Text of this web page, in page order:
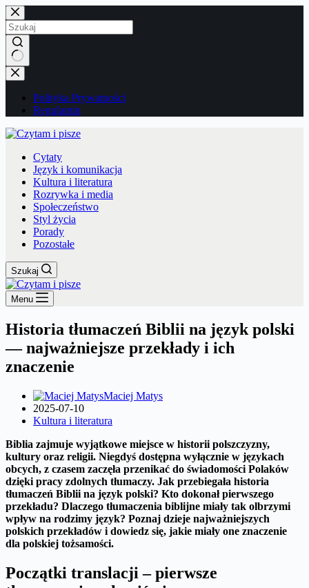
Przejdź
do
treści
Brak
wyników
Polityka Prywatności
Regulamin
Cytaty
Język i komunikacja
Kultura i literatura
Rozrywka i media
Społeczeństwo
Styl życia
Porady
Pozostałe
Szukaj
Menu
Historia tłumaczeń Biblii na język polski
— najważniejsze przekłady i ich
znaczenie
Maciej Matys
2025-07-10
Kultura i literatura
Biblia zajmuje wyjątkowe miejsce w historii polszczyzny,
kultury oraz religii. Niegdyś dostępna wyłącznie w językach
obcych, z czasem zaczęła przenikać do świadomości Polaków
dzięki pracy zdolnych tłumaczy. Jak przebiegała historia
tłumaczeń Biblii na język polski? Kto dokonał pierwszego
przekładu? Dlaczego tłumaczenia biblijne miały tak olbrzymi
wpływ na rodzimy język? Poznaj dzieje najważniejszych
polskich przekładów i dowiedz się, jakie miały one znaczenie
dla polskiej tożsamości.
Początki translacji – pierwsze